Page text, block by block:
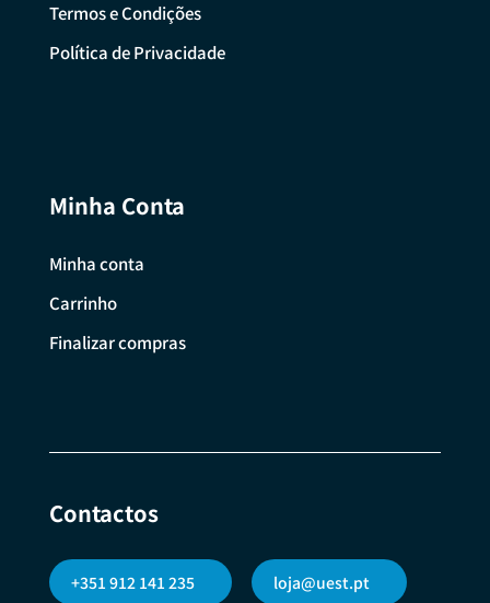
Termos e Condições
Política de Privacidade
Minha Conta
Minha conta
Carrinho
Finalizar compras
Contactos
+351 912 141 235 loja@uest.pt